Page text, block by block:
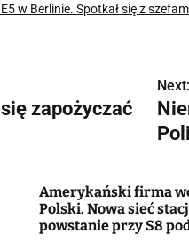
w Berlinie. Spotkał się z
zapożyczać
Next:
Amerykański firma
Polski. Nowa sieć
powstanie przy S8